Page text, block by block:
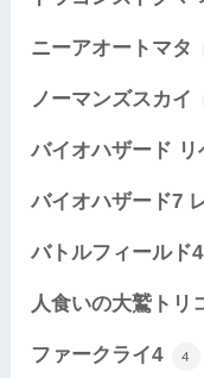
ニーアオートマタ
ノーマンズスカイ
バイオハザード
バイオハザード7
バトルフィールド4
人食いの大鷲トリ
ファークライ4 4